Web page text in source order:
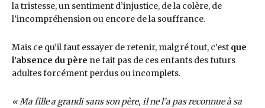
la tristesse, un sentiment d’injustice, de la colère, de
l’incompréhension ou encore de la souffrance.
Mais ce qu’il faut essayer de retenir, malgré tout, c’est que
l’absence du père ne fait pas de ces enfants des futurs
adultes forcément perdus ou incomplets.
« Ma fille a grandi sans son père, il ne l’a pas reconnue à sa